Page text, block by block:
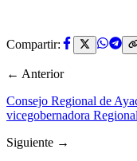
Compartir:
← Anterior
Consejo Regional de
vicegobernadora Regional
Siguiente →